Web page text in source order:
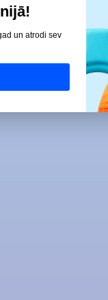
un atrodi sev